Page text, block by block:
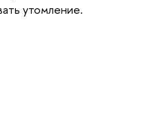
утомление.